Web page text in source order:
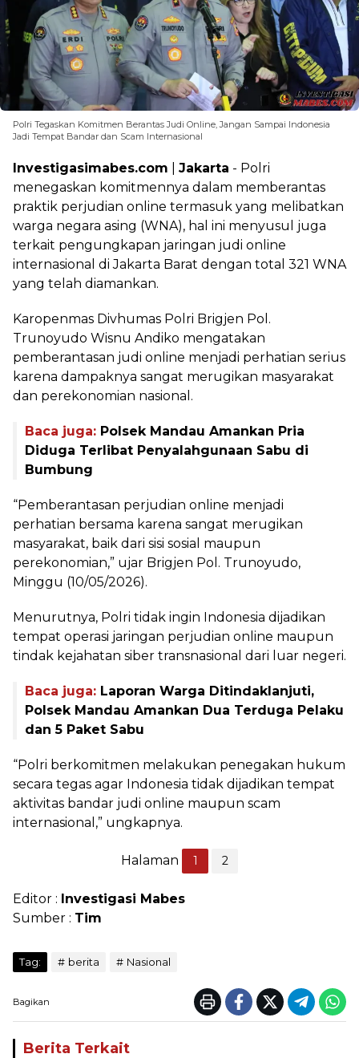
Polri Tegaskan Komitmen Berantas Judi Online, Jangan Sampai Indonesia
Jadi Tempat Bandar dan Scam Internasional
Investigasimabes.com Jakarta - Polri
menegaskan komitmennya dalam memberantas
praktik perjudian online termasuk yang melibatkan
warga negara asing (WNA), hal ini menyusul juga
terkait pengungkapan jaringan judi online
internasional di Jakarta Barat dengan total 321 WNA
yang telah diamankan.
Karopenmas Divhumas Polri Brigjen Pol.
Trunoyudo Wisnu Andiko mengatakan
pemberantasan judi online menjadi perhatian serius
karena dampaknya sangat merugikan masyarakat
dan perekonomian nasional.
Baca juga: Polsek Mandau Amankan Pria
Diduga Terlibat Penyalahgunaan Sabu di
Bumbung
“Pemberantasan perjudian online menjadi
perhatian bersama karena sangat merugikan
masyarakat, baik dari sisi sosial maupun
perekonomian,” ujar Brigjen Pol. Trunoyudo,
Minggu (10/05/2026).
Menurutnya, Polri tidak ingin Indonesia dijadikan
tempat operasi jaringan perjudian online maupun
tindak kejahatan siber transnasional dari luar negeri.
Baca juga: Laporan Warga Ditindaklanjuti,
Polsek Mandau Amankan Dua Terduga Pelaku
dan 5 Paket Sabu
“Polri berkomitmen melakukan penegakan hukum
secara tegas agar Indonesia tidak dijadikan tempat
aktivitas bandar judi online maupun scam
internasional,” ungkapnya.
Halaman 1 2
Editor : Investigasi Mabes
Sumber : Tim
Tag: berita Nasional
Bagikan
Berita Terkait